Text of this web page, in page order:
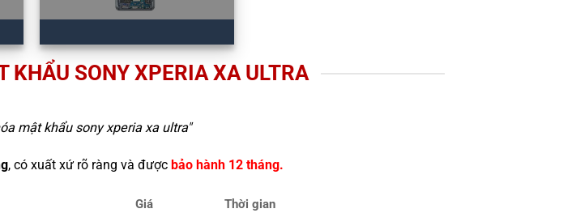
KHẨU SONY XPERIA XA ULTRA
mật khẩu sony xperia xa ultra"
, có xuất xứ rõ ràng và được bảo hành 12 tháng.
Giá
Thời gian